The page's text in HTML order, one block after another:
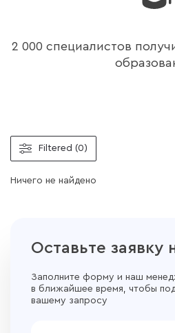
2 000 специалистов
Filtered (0)
Ничего не найдено
Оставьте заявку
Заполните форму и наш
в ближайшее время, чтобы
вашему запросу